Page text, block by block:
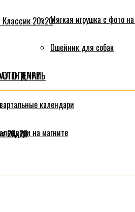
20x20
20x20
Мягкая игрушка с фото
Ошейник для собак
календари
на магните